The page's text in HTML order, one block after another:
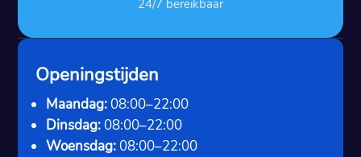
24/7 bereikbaar
Openingstijden
Maandag: 08:00–22:00
Dinsdag: 08:00–22:00
Woensdag: 08:00–22:00